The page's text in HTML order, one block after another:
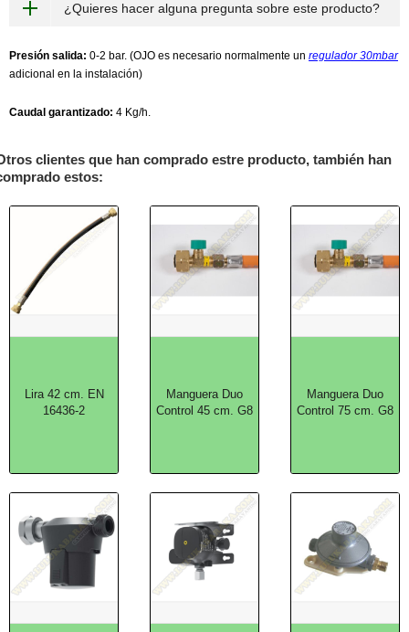
¿Quieres hacer alguna pregunta sobre este producto?
Presión salida: 0-2 bar. (OJO es necesario normalmente un regulador 30mbar
adicional en la instalación)
Caudal garantizado: 4 Kg/h.
clientes que han comprado estre producto, también han
estos:
Lira 42 cm. EN
16436-2
Manguera Duo
Control 45 cm. G8
Manguera Duo
Control 75 cm. G8